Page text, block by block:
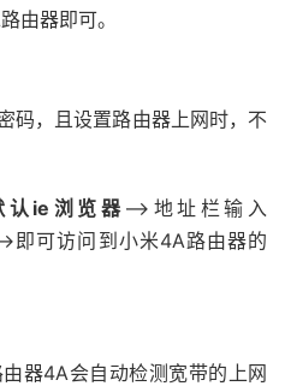
由器即可。
码，且设置路由器上网时，不
认ie浏览器 ——>地址栏输入
即可访问到小米4A路由器的
由器4A会自动检测宽带的上网